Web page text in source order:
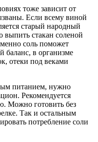
тоже зависит от
Если всему виной
старый народный
выпить стакан соленой
соль поможет
баланс, в организме
отеки под веками
питанием, нужно
Рекомендуется
Можно готовить без
Так и остальным
потребление соли